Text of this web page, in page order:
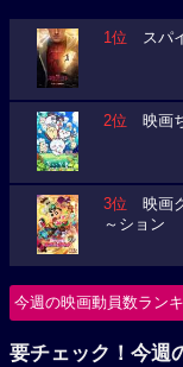
1位 スパ
2位 映画
3位 映画
～ション
今週の映画動員数ラン
要チェック！今週